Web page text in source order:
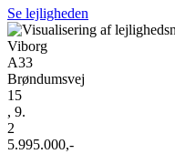
Se lejligheden
Viborg
A33
Brøndumsvej
15
, 9.
2
5.995.000,-